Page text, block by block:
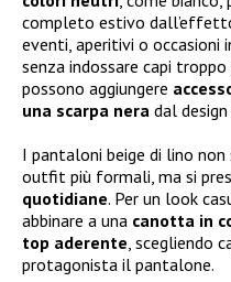
completo estivo
eventi, aperitivi o occasioni
senza indossare capi
possono aggiungere
una scarpa nera dal
I pantaloni beige di lino
outfit più formali, ma si
quotidiane. Per un look
abbinare a una canotta in
top aderente , scegliendo
protagonista il pantalone.